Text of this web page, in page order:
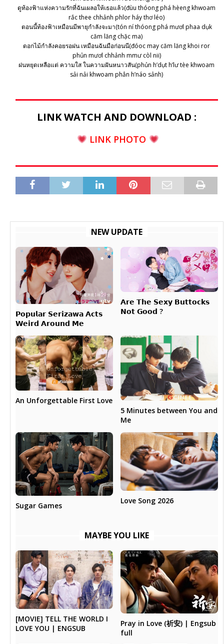
ดูท้องฟ้าแห่งความรักที่ฉันเผลอให้เธอแล้ว(đùu thóong phá hèeng khwoam
rắc thee chhảnh phlor háy thơ léo)
ตอนนี้ท้องฟ้าเหมือนมีพายุกำลังจะมา(tón ní thóong phá mươl phaa dụk
căm lăng chặc ma)
ดอกไม้กำลังคอยรอฝน เหมือนฉันมือก่อนนี(đóoc may căm lăng khoi ror
phủn mươl chhảnh mmư còl nii)
ฝนหยุดเหลือแต่ ความใส ในความฝันหนาวสัน(phủn h’dụt h’lư tèe khwoam
sải nải khwoam phẳn h’náo sảnh)
LINK WATCH AND DOWNLOAD :
LINK PHOTO
NEW UPDATE
𝗣𝗼𝗽𝘂𝗹𝗮𝗿 𝗦𝗲𝗿𝗶𝘇𝗮𝘄𝗮 𝗔𝗰𝘁𝘀
𝗪𝗲𝗶𝗿𝗱 𝗔𝗿𝗼𝘂𝗻𝗱 𝗠𝗲
𝗔𝗿𝗲 𝗧𝗵𝗲 𝗦𝗲𝘅𝘆 𝗕𝘂𝘁𝘁𝗼𝗰𝗸𝘀
𝗡𝗼𝘁 𝗚𝗼𝗼𝗱 ?
An Unforgettable First Love
5 Minutes between You and
Me
Sugar Games
Love Song 2026
MAYBE YOU LIKE
[MOVIE] TELL THE WORLD I
LOVE YOU | ENGSUB
Pray in Love (祈安) | Engsub
full